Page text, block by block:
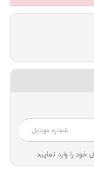
را وارد نمایید